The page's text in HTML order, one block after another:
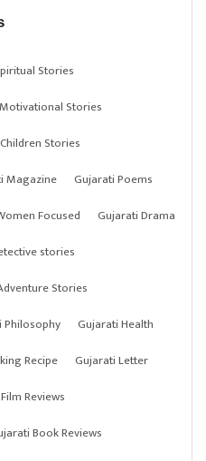
Stories
Stories
Stories
Magazine
Gujarati Poems
Focused
Gujarati Drama
stories
Stories
Philosophy
Gujarati Health
Recipe
Gujarati Letter
Reviews
Book Reviews